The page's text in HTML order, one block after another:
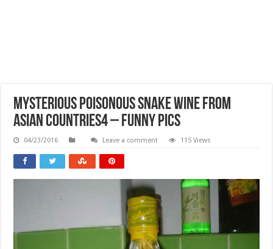
Mysterious Poisonous Snake Wine From
Asian Countries4 – Funny Pics
04/23/2016 Leave a comment 115 Views